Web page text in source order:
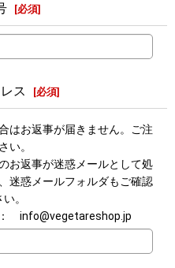
[必須]
ス [必須]
はお返事が届きません。ご注
い。
お返事が迷惑メールとして処
迷惑メールフォルダもご確認
。
： info@vegetareshop.jp